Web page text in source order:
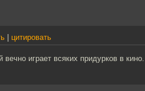
цитировать
вечно играет всяких придурков в